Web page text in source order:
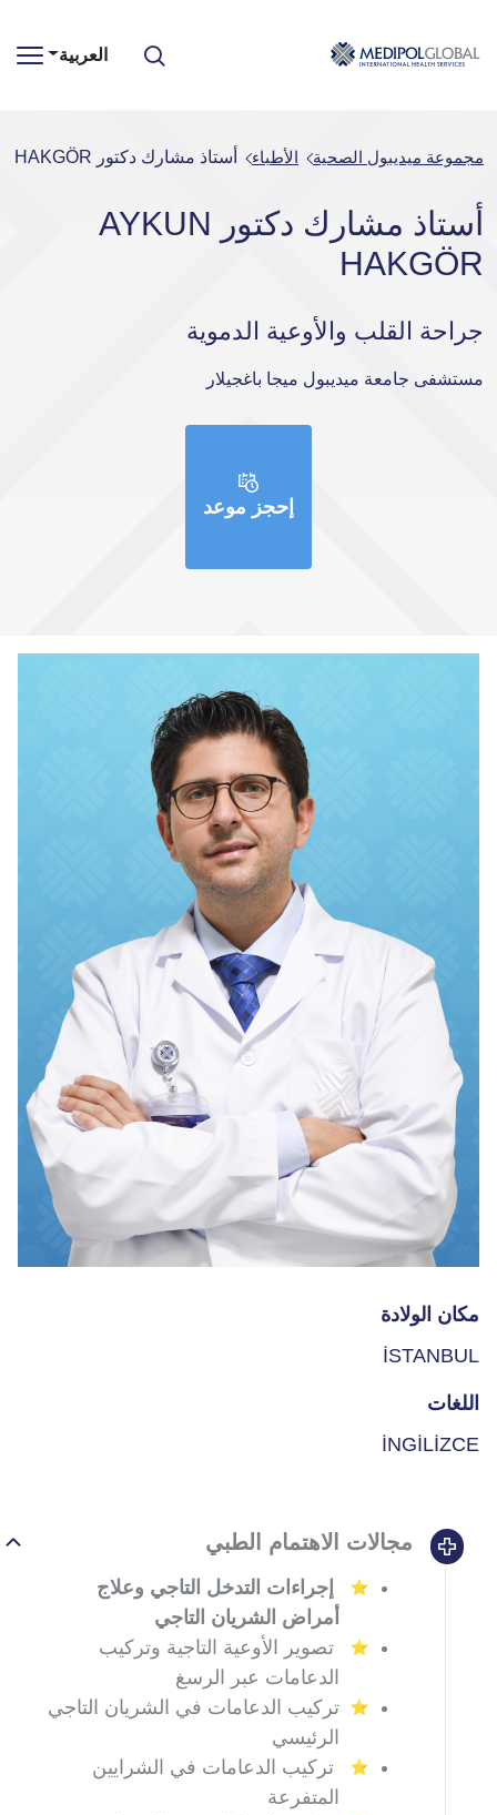
العربية
مجموعة ميديبول الصحية الأطباء أستاذ مشارك دكتور AYKUN HAKGÖR
أستاذ مشارك دكتور AYKUN
HAKGÖR
جراحة القلب والأوعية الدموية
مستشفى جامعة ميديبول ميجا باغجيلار
إحجز موعد
مكان الولادة
İSTANBUL
اللغات
İNGİLİZCE
مجالات الاهتمام الطبي
إجراءات التدخل التاجي وعلاج
أمراض الشريان التاجي
تصوير الأوعية التاجية وتركيب
الدعامات عبر الرسغ
تركيب الدعامات في الشريان التاجي
الرئيسي
تركيب الدعامات في الشرايين
المتفرعة